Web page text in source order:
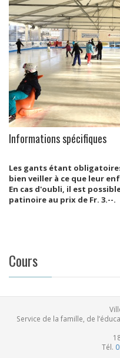
Informations spécifiques
Les gants étant
bien veiller à ce que leur
En cas d'oubli, il est
patinoire au prix de Fr. 3.--.
Cours
Service de la famille, de
Tél.